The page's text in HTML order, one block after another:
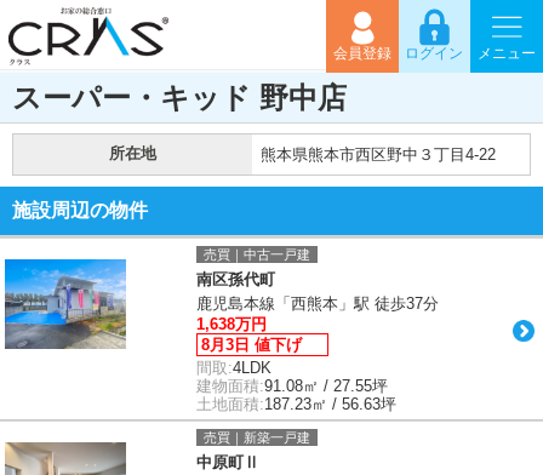
会員登録 ログイン メニュー
スーパー・キッド 野中店
所在地 熊本県熊本市西区野中３丁目4-22
施設周辺の物件
売買｜中古一戸建
南区孫代町
鹿児島本線「西熊本」駅 徒歩37分
1,638万円
8月3日 値下げ
間取:4LDK
建物面積:91.08㎡ / 27.55坪
土地面積:187.23㎡ / 56.63坪
売買｜新築一戸建
中原町Ⅱ